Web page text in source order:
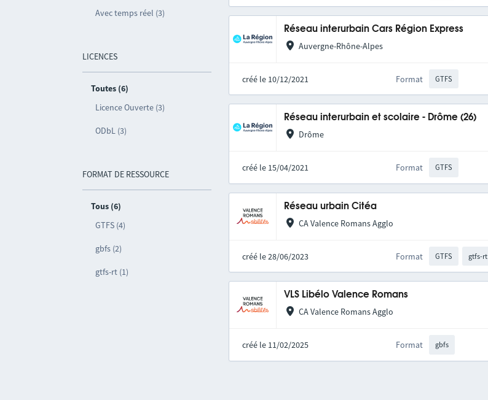
Avec temps réel (3)
LICENCES
Toutes (6)
Licence Ouverte (3)
ODbL (3)
FORMAT DE RESSOURCE
Tous (6)
GTFS (4)
gbfs (2)
gtfs-rt (1)
Réseau interurbain Cars Région Express
Auvergne-Rhône-Alpes
créé le 10/12/2021 Format GTFS
Réseau interurbain et scolaire - Drôme (26)
Drôme
créé le 15/04/2021 Format GTFS
Réseau urbain Citéa
CA Valence Romans Agglo
créé le 28/06/2023 Format GTFS gtfs-rt
VLS Libélo Valence Romans
CA Valence Romans Agglo
créé le 11/02/2025 Format gbfs